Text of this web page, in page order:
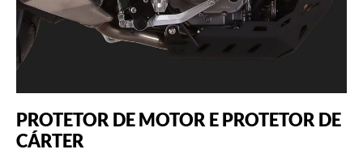
PROTETOR DE MOTOR E PROTETOR DE
CÁRTER